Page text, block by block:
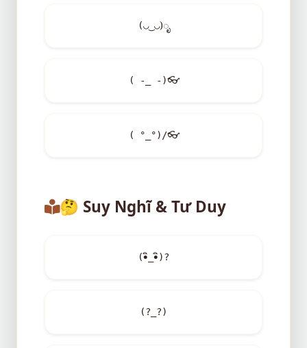
(◡‿◡)ೃ
( -_ -)👓
( °_°)/👓
🤔 Suy Nghĩ & Tư Duy
(•ิ_•ิ)?
(?_?)